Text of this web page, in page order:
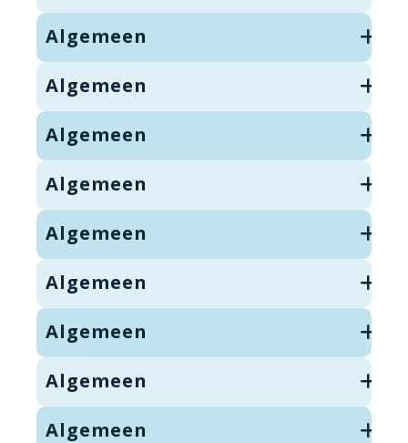
Algemeen
Algemeen
Algemeen
Algemeen
Algemeen
Algemeen
Algemeen
Algemeen
Algemeen